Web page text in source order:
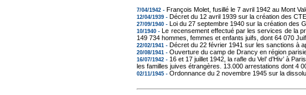
7/04/1942 - François Molet, fusillé le 7 avril 1942 au Mont
12/04/1939 - Décret du 12 avril 1939 sur la création des
27/09/1940 - Loi du 27 septembre 1940 sur la création des
10/1940 - Le recensement effectué par les services de la
149 734 hommes, femmes et enfants juifs, dont 64 070
22/02/1941 - Décret du 22 février 1941 sur les sanctions à
20/08/1941 - Ouverture du camp de Drancy en région
16/07/1942 - 16 et 17 juillet 1942, la rafle du Vel’ d’Hiv’ à
les familles juives étrangères. 13.000 arrestations dont 4
02/11/1945 - Ordonnance du 2 novembre 1945 sur la